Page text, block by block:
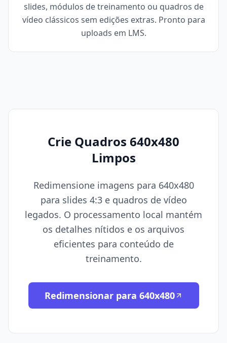
slides, módulos de treinamento ou quadros de
vídeo clássicos sem edições extras. Pronto para
uploads em LMS.
Crie Quadros 640x480
Limpos
Redimensione imagens para 640x480
para slides 4:3 e quadros de vídeo
legados. O processamento local mantém
os detalhes nítidos e os arquivos
eficientes para conteúdo de
treinamento.
Redimensionar para 640x480